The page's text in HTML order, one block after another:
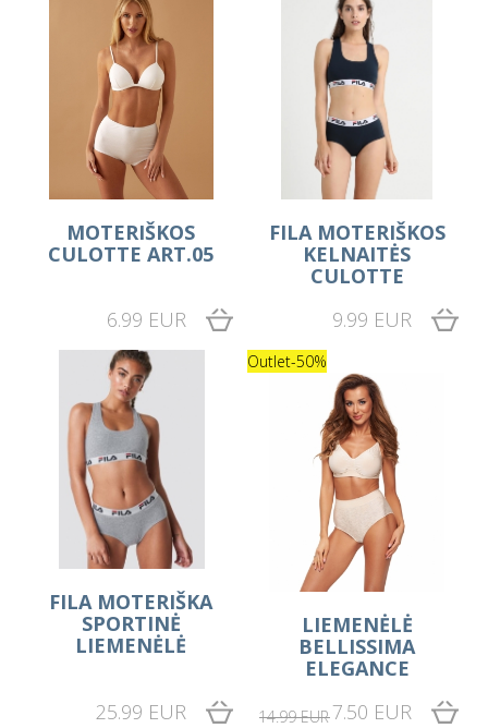
MOTERIŠKOS
CULOTTE ART.05
6.99 EUR
FILA MOTERIŠKOS
KELNAITĖS
CULOTTE
9.99 EUR
FILA MOTERIŠKA
SPORTINĖ
LIEMENĖLĖ
25.99 EUR
Outlet-50%
LIEMENĖLĖ
BELLISSIMA
ELEGANCE
14.99 EUR7.50 EUR